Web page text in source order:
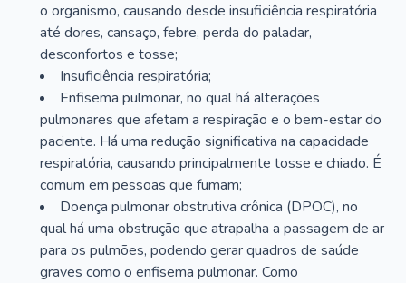
o organismo, causando desde insuficiência respiratória
até dores, cansaço, febre, perda do paladar,
desconfortos e tosse;
Insuficiência respiratória;
Enfisema pulmonar, no qual há alterações
pulmonares que afetam a respiração e o bem-estar do
paciente. Há uma redução significativa na capacidade
respiratória, causando principalmente tosse e chiado. É
comum em pessoas que fumam;
Doença pulmonar obstrutiva crônica (DPOC), no
qual há uma obstrução que atrapalha a passagem de ar
para os pulmões, podendo gerar quadros de saúde
graves como o enfisema pulmonar. Como